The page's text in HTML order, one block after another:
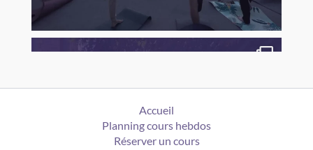
Accueil
Planning cours hebdos
Réserver un cours